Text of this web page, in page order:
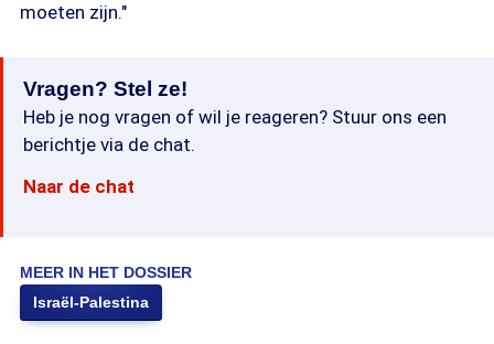
moeten zijn."
Vragen? Stel ze!
Heb je nog vragen of wil je reageren? Stuur ons een
berichtje via de chat.
Naar de chat
MEER IN HET DOSSIER
Israël-Palestina